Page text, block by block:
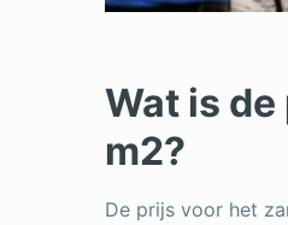
Wat is
m2?
De prijs voor het